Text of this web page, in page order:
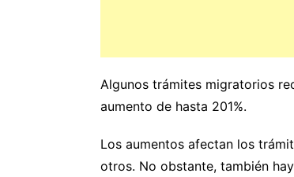
Algunos trámites migratorios
aumento de hasta 201%.
Los aumentos afectan los
otros. No obstante, también